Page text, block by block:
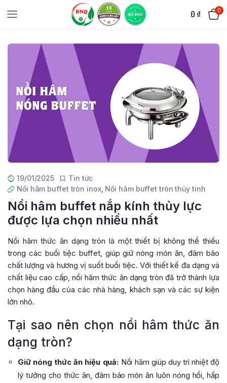
0 ₫ 0
19/01/2025
Tin tức
Nồi hâm buffet tròn inox, Nồi hâm buffet tròn thủy tinh
Nồi hâm buffet nắp kính thủy lực
được lựa chọn nhiều nhất
Nồi hâm thức ăn dạng tròn là một thiết bị không thể thiếu
trong các buổi tiệc buffet, giúp giữ nóng món ăn, đảm bảo
chất lượng và hương vị suốt buổi tiệc. Với thiết kế đa dạng và
chất liệu cao cấp, nồi hâm thức ăn dạng tròn đã trở thành lựa
chọn hàng đầu của các nhà hàng, khách sạn và các sự kiện
lớn nhỏ.
Tại sao nên chọn nồi hâm thức ăn
dạng tròn?
Giữ nóng thức ăn hiệu quả: Nồi hâm giúp duy trì nhiệt độ
lý tưởng cho thức ăn, đảm bảo món ăn luôn nóng hổi, hấp